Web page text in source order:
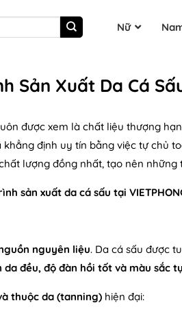
Nữ
Sản Xuất Da Cá
được xem là chất liệu thượng
định uy tín bằng việc tự chủ
lượng đồng nhất, tạo nên
sản xuất da cá sấu tại
nguyên liệu. Da cá sấu được
da đều, độ đàn hồi tốt và màu sắc
thuộc da (tanning) hiện đại: